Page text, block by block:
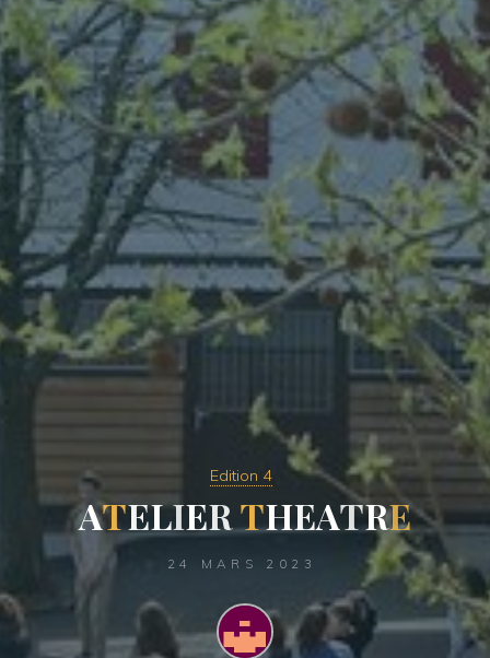
Edition 4
ATELIERTHEATRE
24 MARS 2023